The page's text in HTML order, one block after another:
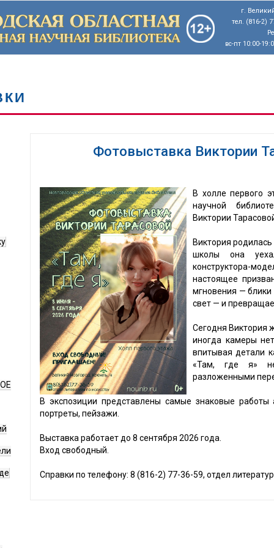
г.
тел. (816-2)
вс-пт 10:00-
Фотовыставка Виктории
В холле первого
научной
Виктории
Виктория
школы она
конструктора-
настоящее
мгновения —
свет — и
Сегодня Виктория
иногда камеры
впитывая детали
«Там, где я»
разложенными
В экспозиции представлены самые знаковые
портреты, пейзажи.
Выставка работает до 8 сентября 2026 года.
Вход свободный.
Справки по телефону: 8 (816-2) 77-36-59, отдел